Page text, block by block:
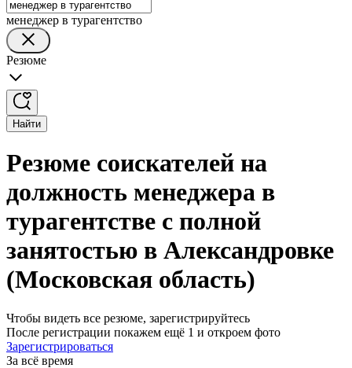
менеджер в турагентство
Резюме
Найти
Резюме соискателей на
должность менеджера в
турагентстве с полной
занятостью в Александровке
(Московская область)
Чтобы видеть все резюме, зарегистрируйтесь
После регистрации покажем ещё 1 и откроем фото
Зарегистрироваться
За всё время